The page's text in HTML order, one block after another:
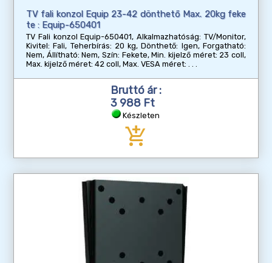
TV fali konzol Equip 23-42 dönthető Max. 20kg feke
te : Equip-650401
TV Fali konzol Equip-650401, Alkalmazhatóság: TV/Monitor,
Kivitel: Fali, Teherbírás: 20 kg, Dönthető: Igen, Forgatható:
Nem, Állítható: Nem, Szín: Fekete, Min. kijelző méret: 23 coll,
Max. kijelző méret: 42 coll, Max. VESA méret:
Bruttó ár :
3 988 Ft
Készleten
add_shopping_cart